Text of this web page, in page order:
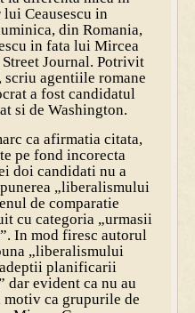
Ceausescu in
din Romania,
in fata lui Mircea
Street Journal. Potrivit
scriu agentiile romane
a fost candidatul
si de Washington.
ca afirmatia citata,
pe fond incorecta
doi candidati nu a
„liberalismului
de comparatie
cu categoria „urmasii
In mod firesc autorul
„liberalismului
planificarii
dar evident ca nu au
ca grupurile de